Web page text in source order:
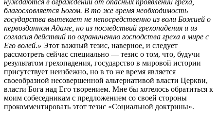
нуждаются в ограждении от опасных проявлений греха,
благословляется Богом. В то же время необходимость
государства вытекает не непосредственно из воли Божией о
первозданном Адаме, но из последствий грехопадения и из
согласия действий по ограничению господства греха в мире с
Его волей.» Этот важный тезис, наверное, и следует
рассмотреть сейчас специально — тезис о том, что, будучи
результатом грехопадения, государство в мировой истории
присутствует неизбежно, но в то же время является
своеобразной несовершенной альтернативой власти Церкви,
власти Бога над Его творением. Мне бы хотелось обратиться к
моим собеседникам с предложением со своей стороны
прокомментировать этот тезис «Социальной доктрины».